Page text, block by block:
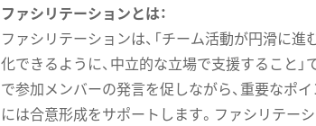
ファシリテーションとは：
ファシリテーションは、「チーム活動が円滑に進
化できるように、中立的な立場で支援すること」
で参加メンバーの発言を促しながら、重要なポ
には合意形成をサポートします。ファシリテー